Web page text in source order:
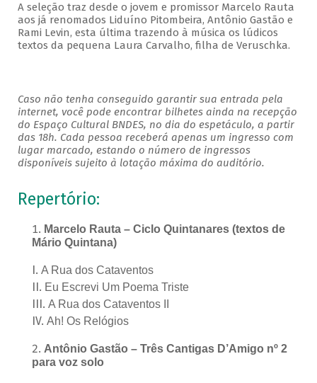
A seleção traz desde o jovem e promissor Marcelo Rauta
aos já renomados Liduíno Pitombeira, Antônio Gastão e
Rami Levin, esta última trazendo à música os lúdicos
textos da pequena Laura Carvalho, filha de Veruschka.
Caso não tenha conseguido garantir sua entrada pela
internet, você pode encontrar bilhetes ainda na recepção
do Espaço Cultural BNDES, no dia do espetáculo, a partir
das 18h. Cada pessoa receberá apenas um ingresso com
lugar marcado, estando o número de ingressos
disponíveis sujeito à lotação máxima do auditório.
Repertório:
Marcelo Rauta – Ciclo Quintanares (textos de
Mário Quintana)
A Rua dos Cataventos
Eu Escrevi Um Poema Triste
A Rua dos Cataventos II
Ah! Os Relógios
Antônio Gastão – Três Cantigas D’Amigo nº 2
para voz solo